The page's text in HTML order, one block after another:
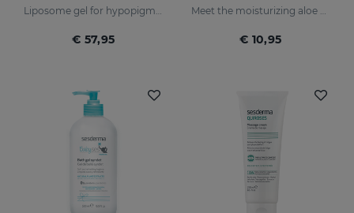
Liposome gel for hypopigmented skins
€ 57,95
Meet the moisturizing aloe vera bath gel ideal for the whole family, even for the most sensitive skins and babies immature skin
€ 10,95